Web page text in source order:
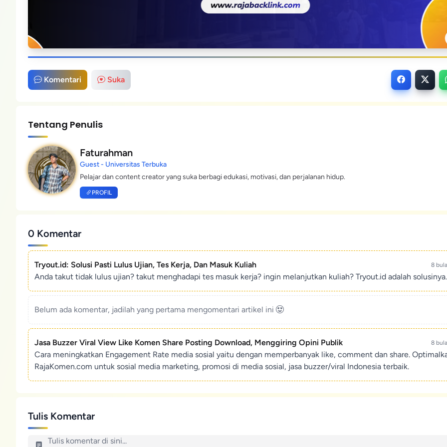
Komentari Suka
Tentang Penulis
Faturahman
Guest - Universitas Terbuka
Pelajar dan content creator yang suka berbagi edukasi, motivasi, dan perjalanan hidup.
PROFIL
0 Komentar
Tryout.id: Solusi Pasti Lulus Ujian, Tes Kerja, Dan Masuk Kuliah 8
Anda takut tidak lulus ujian? takut menghadapi tes masuk kerja? ingin melanjutkan kuliah? Tryout.id adalah solusinya.
Belum ada komentar, jadilah yang pertama mengomentari artikel ini
Jasa Buzzer Viral View Like Komen Share Posting Download, Menggiring Opini Publik 8
Cara meningkatkan Engagement Rate media sosial yaitu dengan memperbanyak like, comment dan share.
RajaKomen.com untuk sosial media marketing, promosi di media sosial, jasa buzzer/viral Indonesia terbaik.
Tulis Komentar